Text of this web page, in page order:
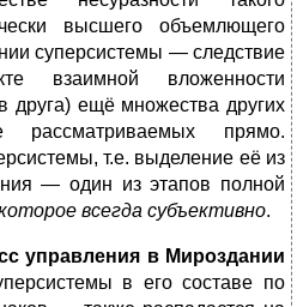
высшего объемлющего
суперсистемы — следствие
взаимной вложенности
друга) ещё множества других
рассматриваемых прямо.
т.е. выделение её из
— один из этапов полной
всегда субъективно.
управления в Мироздании
в его составе по